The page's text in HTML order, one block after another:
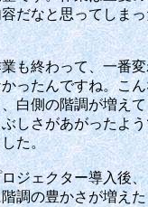
だなと思ってしま
も終わって、一番
ったんですね。こ
白側の階調が増え
しさがあがったよ
た。
ロジェクター導入後
調の豊かさが増え